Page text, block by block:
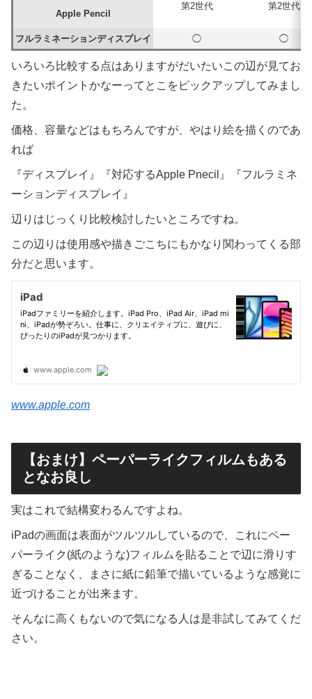
Apple Pencil
第2世代 第2世代
フルラミネーションディスプレイ ◯ ◯
いろいろ比較する点はありますがだいたいこの辺が見てお
きたいポイントかなーってとこをピックアップしてみまし
た。
価格、容量などはもちろんですが、やはり絵を描くのであ
れば
『ディスプレイ』『対応するApple Pnecil』『フルラミネ
ーションディスプレイ』
辺りはじっくり比較検討したいところですね。
この辺りは使用感や描きごこちにもかなり関わってくる部
分だと思います。
www.apple.com
【おまけ】ペーパーライクフィルムもある
となお良し
実はこれで結構変わるんですよね。
iPadの画面は表面がツルツルしているので、これにペー
パーライク(紙のような)フィルムを貼ることで辺に滑りす
ぎることなく、まさに紙に鉛筆で描いているような感覚に
近づけることが出来ます。
そんなに高くもないので気になる人は是非試してみてくだ
さい。